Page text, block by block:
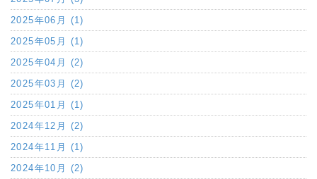
2025年06月 (1)
2025年05月 (1)
2025年04月 (2)
2025年03月 (2)
2025年01月 (1)
2024年12月 (2)
2024年11月 (1)
2024年10月 (2)